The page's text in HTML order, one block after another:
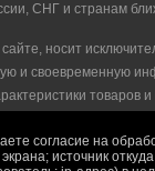
СНГ и странам
носит
и своевременную
товаров
согласие на
источник